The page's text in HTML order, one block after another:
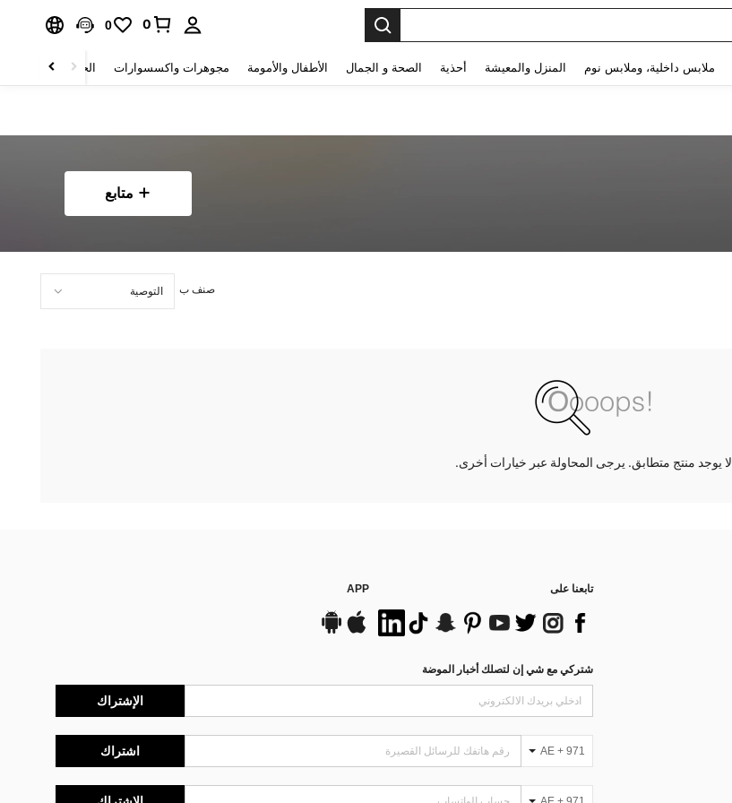
0
0
ملابس داخلية، وملابس نوم المنزل والمعيشة أحذية الصحة و الجمال الأطفال والأمومة مجوهرات واكسسوارات الحقائب والأمتعة
متابع
صنف ب
لا يوجد منتج متطابق. يرجى المحاولة عبر خيارات أخرى.
تابعنا على APP
شتركي مع شي إن لتصلك أخبار الموضة
الإشتراك
AE + 971 اشتراك